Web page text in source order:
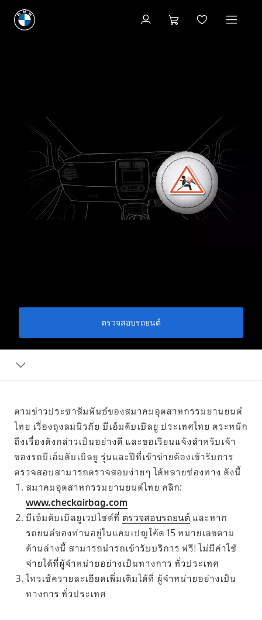
ตรวจสอบรถยนต์
Aftersales
Services
ตามข่าวประชาสัมพันธ์ของสมาคมอุตสาหกรรมยานยนต์
ไทย เรื่องถุงลมนิรภัย บีเอ็มดับเบิลยู ประเทศไทย ตระหนัก
ถึงเรื่องดังกล่าวเป็นอย่างดี และขอเรียนแจ้งสำหรับเจ้า
ของรถบีเอ็มดับเบิลยู รุ่นและปีที่เข้าข่ายต้องเข้ารับการ
ตรวจสอบสามารถตรวจสอบง่ายๆ ได้หลายช่องทาง ดังนี้
สมาคมอุตสาหกรรมยานยนต์ไทย คลิก:
www.checkairbag.com
บีเอ็มดับเบิลยูเวปไซต์ที่ ตรวจสอบรถยนต์ และหาก
รถยนต์ของท่านอยู่ในแคมเปญโค้ด 15 หมายเลขตาม
ด้านล่างนี้ สามารถนำรถเข้ารับบริการ ฟรี! ไม่มีค่าใช้
จ่ายได้ที่ผู้จำหน่ายอย่างเป็นทางการ ทั่วประเทศ
โทรเช็ครายละเอียดเพิ่มเติมได้ที่ ผู้จำหน่ายอย่างเป็น
ทางการ ทั่วประเทศ